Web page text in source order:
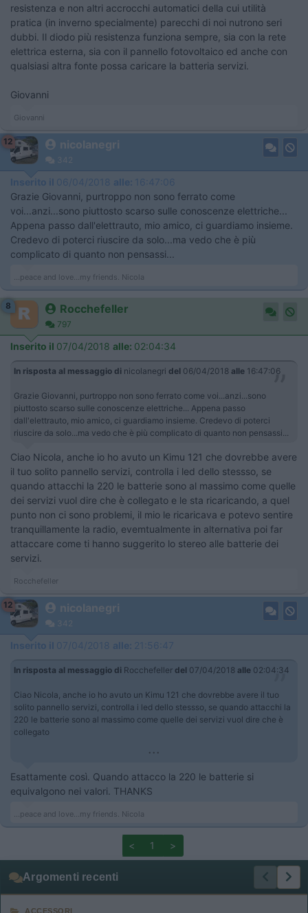
resistenza e non altri accrocchi automatici della cui utilità
pratica (in inverno specialmente) parecchi di noi nutrono seri
dubbi. Il diodo più resistenza funziona sempre, sia con la rete
elettrica esterna, sia con il pannello fotovoltaico ed anche con
qualsiasi altra fonte possa caricare la batteria servizi.
Giovanni
Giovanni
12 nicolanegri
342
Inserito il 06/04/2018 alle: 16:47:06
Grazie Giovanni, purtroppo non sono ferrato come
voi...anzi...sono piuttosto scarso sulle conoscenze elettriche...
Appena passo dall'elettrauto, mio amico, ci guardiamo insieme.
Credevo di poterci riuscire da solo...ma vedo che è più
complicato di quanto non pensassi...
...peace and love...my friends. Nicola
8 Rocchefeller
797
Inserito il 07/04/2018 alle: 02:04:34
In risposta al messaggio di nicolanegri del 06/04/2018 alle 16:47:06
Grazie Giovanni, purtroppo non sono ferrato come voi...anzi...sono
piuttosto scarso sulle conoscenze elettriche... Appena passo
dall'elettrauto, mio amico, ci guardiamo insieme. Credevo di poterci
riuscire da solo...ma vedo che è più complicato di quanto non pensassi...
Ciao Nicola, anche io ho avuto un Kimu 121 che dovrebbe avere
il tuo solito pannello servizi, controlla i led dello stessso, se
quando attacchi la 220 le batterie sono al massimo come quelle
dei servizi vuol dire che è collegato e le sta ricaricando, a quel
punto non ci sono problemi, il mio le ricaricava e potevo sentire
tranquillamente la radio, evemtualmente in alternativa poi far
attaccare come ti hanno suggerito lo stereo alle batterie dei
servizi.
Rocchefeller
12 nicolanegri
342
Inserito il 07/04/2018 alle: 21:56:47
In risposta al messaggio di Rocchefeller del 07/04/2018 alle 02:04:34
Ciao Nicola, anche io ho avuto un Kimu 121 che dovrebbe avere il tuo
solito pannello servizi, controlla i led dello stessso, se quando attacchi la
220 le batterie sono al massimo come quelle dei servizi vuol dire che è
collegato
...
Esattamente così. Quando attacco la 220 le batterie si
equivalgono nei valori. THANKS
...peace and love...my friends. Nicola
< 1 >
Argomenti recenti
ACCESSORI